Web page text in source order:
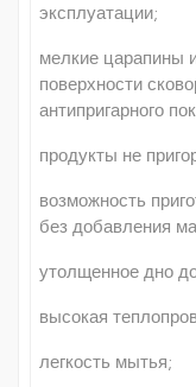
эксплуатации;
мелкие царапины
поверхности
антипригарного
продукты не
возможность
без добавления
утолщенное дно
высокая
легкость мытья;